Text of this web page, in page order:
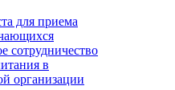
для приема
сотрудничество
в
организации